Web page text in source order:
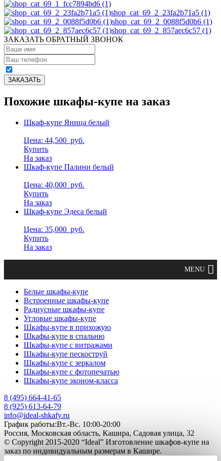
shop_cat_69_2_23fa2b71a5 (1)
shop_cat_69_2_0088f5d0b6 (1)
shop_cat_69_2_857aec6c57 (1)
ЗАКАЗАТЬ ОБРАТНЫЙ ЗВОНОК
Похожие шкафы-купе на заказ
Шкаф-купе Яница белый
Цена: 44,500 руб.
Купить
На заказ
Шкаф-купе Палини белый
Цена: 40,000 руб.
Купить
На заказ
Шкаф-купе Эдеса белый
Цена: 35,000 руб.
Купить
На заказ
Белые шкафы-купе
Встроенные шкафы-купе
Радиусные шкафы-купе
Угловые шкафы-купе
Шкафы-купе в прихожую
Шкафы-купе в спальню
Шкафы-купе с витражами
Шкафы-купе пескоструй
Шкафы-купе с зеркалом
Шкафы-купе с фотопечатью
Шкафы-купе эконом-класса
8 (495) 664-41-65
8 (925) 613-64-79
info@ideal-shkafy.ru
График работы:Вт.-Вс. 10:00-20:00
Россия, Московская область, Кашира, Садовая улица, 32
© Copyright 2015-2020 “Ideal” Изготовление шкафов-купе на
заказ по индивидуальным размерам в Кашире.